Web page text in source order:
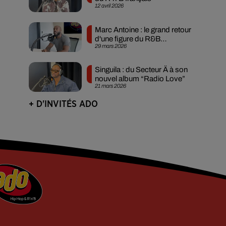
12 avril 2026
29 mars 2026
Marc Antoine : le grand retour
d'une figure du R&B
francophone
21 mars 2026
Singuila : du Secteur Ä à son
nouvel album “Radio Love”
+ D'INVITÉS ADO